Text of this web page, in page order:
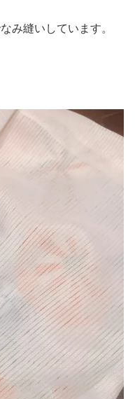
み縫いしています。